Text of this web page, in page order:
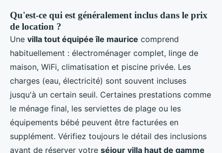
Qu'est-ce qui est généralement inclus dans le prix
de location ?
Une villa tout équipée île maurice comprend
habituellement : électroménager complet, linge de
maison, WiFi, climatisation et piscine privée. Les
charges (eau, électricité) sont souvent incluses
jusqu'à un certain seuil. Certaines prestations comme
le ménage final, les serviettes de plage ou les
équipements bébé peuvent être facturées en
supplément. Vérifiez toujours le détail des inclusions
avant de réserver votre séjour villa haut de gamme